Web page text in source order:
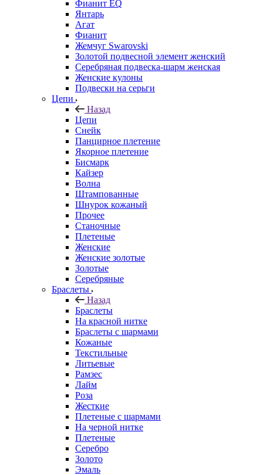
Фианит EQ
Янтарь
Агат
Фианит
Жемчуг Swarovski
Золотой подвесной элемент женcкий
Серебряная подвеска-шарм женская
Женские кулоны
Подвески на серьги
Цепи
Назад
Цепи
Снейк
Панцирное плетение
Якорное плетение
Бисмарк
Кайзер
Волна
Штампованные
Шнурок кожаный
Прочее
Станочные
Плетеные
Женские
Женские золотые
Золотые
Серебряные
Браслеты
Назад
Браслеты
На красной нитке
Браслеты с шармами
Кожаные
Текстильные
Литьевые
Рамзес
Лайм
Роза
Жесткие
Плетеные с шармами
На черной нитке
Плетеные
Серебро
Золото
Эмаль